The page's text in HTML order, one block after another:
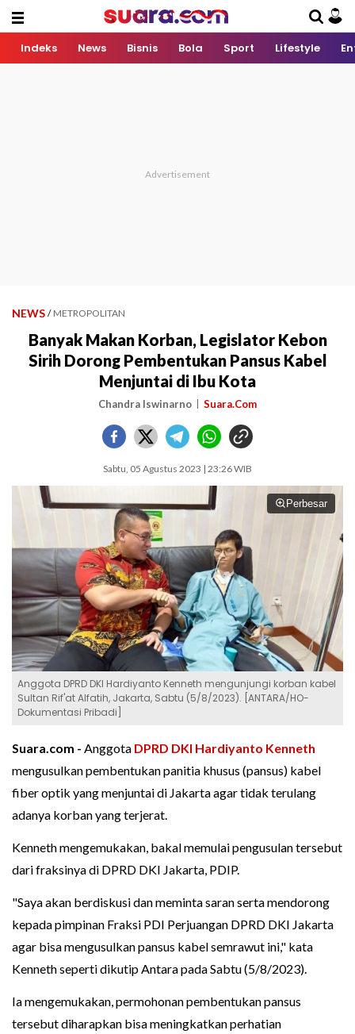
Indeks News Bisnis Bola Sport Lifestyle
NEWS / METROPOLITAN
Banyak Makan Korban, Legislator Kebon
Sirih Dorong Pembentukan Pansus Kabel
Menjuntai di Ibu Kota
Chandra Iswinarno Suara.Com
Sabtu, 05 Agustus 2023 | 23:26 WIB
Perbesar
Anggota DPRD DKI Hardiyanto Kenneth mengunjungi korban kabel
Sultan Rif'at Alfatih, Jakarta, Sabtu (5/8/2023). [ANTARA/HO-
Dokumentasi Pribadi]
Suara.com - Anggota DPRD DKI Hardiyanto Kenneth
mengusulkan pembentukan panitia khusus (pansus) kabel
fiber optik yang menjuntai di Jakarta agar tidak terulang
adanya korban yang terjerat.
Kenneth mengemukakan, bakal memulai pengusulan tersebut
dari fraksinya di DPRD DKI Jakarta, PDIP.
"Saya akan berdiskusi dan meminta saran serta mendorong
kepada pimpinan Fraksi PDI Perjuangan DPRD DKI Jakarta
agar bisa mengusulkan pansus kabel semrawut ini," kata
Kenneth seperti dikutip Antara pada Sabtu (5/8/2023).
Ia mengemukakan, permohonan pembentukan pansus
tersebut diharapkan bisa meningkatkan perhatian